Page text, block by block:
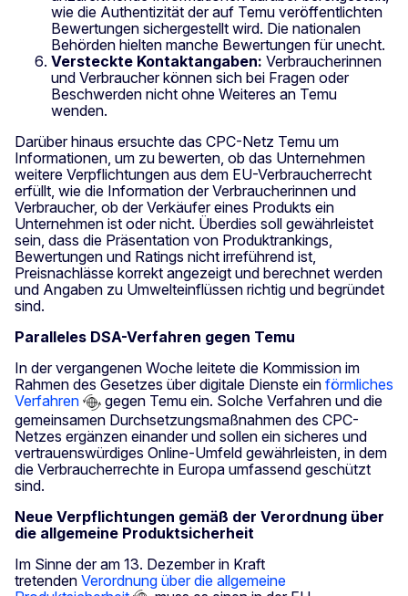
wie die Authentizität der auf Temu veröffentlichten
Bewertungen sichergestellt wird. Die nationalen
Behörden hielten manche Bewertungen für unecht.
Versteckte Kontaktangaben: Verbraucherinnen
und Verbraucher können sich bei Fragen oder
Beschwerden nicht ohne Weiteres an Temu
wenden.
Darüber hinaus ersuchte das CPC-Netz Temu um
Informationen, um zu bewerten, ob das Unternehmen
weitere Verpflichtungen aus dem EU-Verbraucherrecht
erfüllt, wie die Information der Verbraucherinnen und
Verbraucher, ob der Verkäufer eines Produkts ein
Unternehmen ist oder nicht. Überdies soll gewährleistet
sein, dass die Präsentation von Produktrankings,
Bewertungen und Ratings nicht irreführend ist,
Preisnachlässe korrekt angezeigt und berechnet werden
und Angaben zu Umwelteinflüssen richtig und begründet
sind.
Paralleles DSA-Verfahren gegen Temu
In der vergangenen Woche leitete die Kommission im
Rahmen des Gesetzes über digitale Dienste ein förmliches
Verfahren
gegen Temu ein. Solche Verfahren und die
gemeinsamen Durchsetzungsmaßnahmen des CPC-
Netzes ergänzen einander und sollen ein sicheres und
vertrauenswürdiges Online-Umfeld gewährleisten, in dem
die Verbraucherrechte in Europa umfassend geschützt
sind.
Neue Verpflichtungen gemäß der Verordnung über
die allgemeine Produktsicherheit
Im Sinne der am 13. Dezember in Kraft
tretenden Verordnung über die allgemeine